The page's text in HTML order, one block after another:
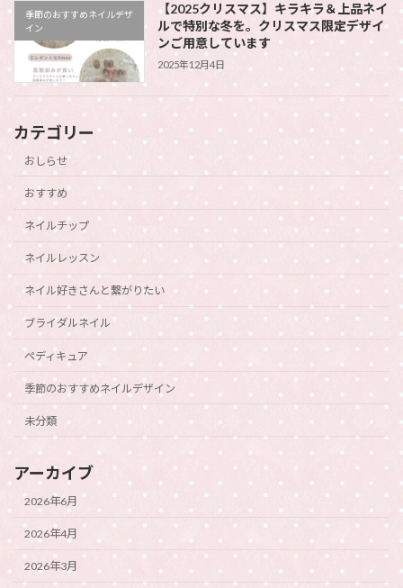
季節のおすすめネイルデザ
イン
【2025クリスマス】キラキラ＆上品ネイ
ルで特別な冬を。クリスマス限定デザイ
ンご用意しています
2025年12月4日
カテゴリー
おしらせ
おすすめ
ネイルチップ
ネイルレッスン
ネイル好きさんと繋がりたい
ブライダルネイル
ペディキュア
季節のおすすめネイルデザイン
未分類
アーカイブ
2026年6月
2026年4月
2026年3月